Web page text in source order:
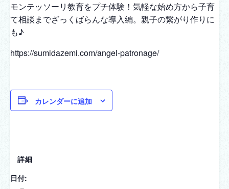
モンテッソーリ教育をプチ体験！気軽な始め方から子育
て相談までざっくばらんな導入編。親子の繋がり作りに
も♪
https://sumidazemi.com/angel-patronage/
カレンダーに追加
詳細
日付: